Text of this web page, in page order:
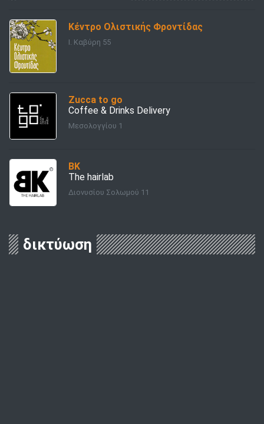
Κέντρο Ολιστικής Φροντίδας
Ι. Καβύρη 55
Zucca to go
Coffee & Drinks Delivery
Μεσολογγίου 1
BK
The hairlab
Διονυσίου Σολωμού 11
δικτύωση